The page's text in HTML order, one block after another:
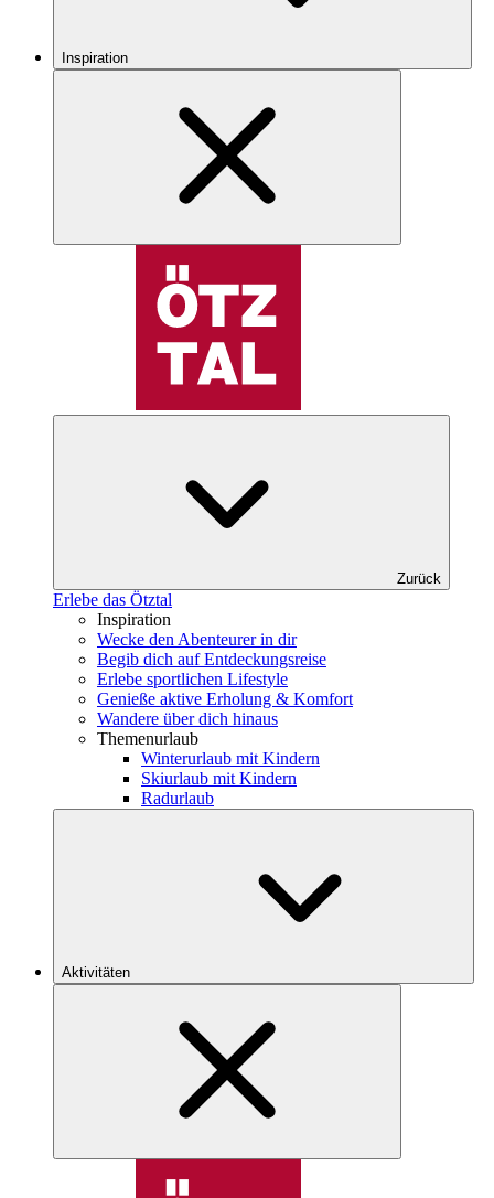
Inspiration
Zurück
Erlebe das Ötztal
Inspiration
Wecke den Abenteurer in dir
Begib dich auf Entdeckungsreise
Erlebe sportlichen Lifestyle
Genieße aktive Erholung & Komfort
Wandere über dich hinaus
Themenurlaub
Winterurlaub mit Kindern
Skiurlaub mit Kindern
Radurlaub
Aktivitäten